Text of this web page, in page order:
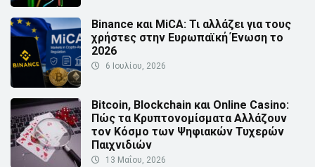
Binance και MiCA: Τι αλλάζει για τους
χρήστες στην Ευρωπαϊκή Ένωση το
2026
6 Ιουλίου, 2026
Bitcoin, Blockchain και Online Casino:
Πώς τα Κρυπτονομίσματα Αλλάζουν
τον Κόσμο των Ψηφιακών Τυχερών
Παιχνιδιών
13 Μαΐου, 2026